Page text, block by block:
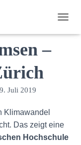
A
M
S
–
Juli 2019
Klimawandel
Das zeigt eine
Hochschule